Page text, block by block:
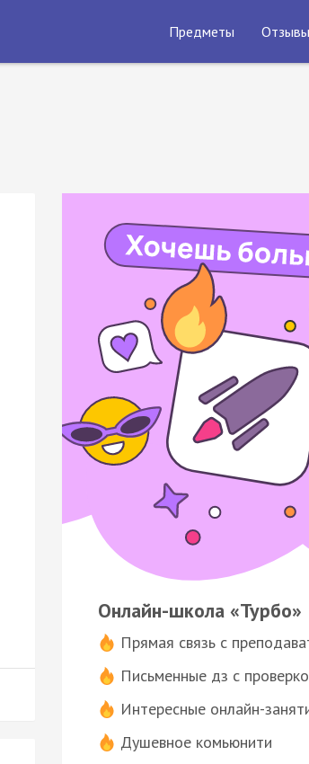
Предметы Отзывы
Онлайн-школа «Турбо»
Прямая связь с
Письменные дз с
Интересные онлайн-
Душевное комьюнити